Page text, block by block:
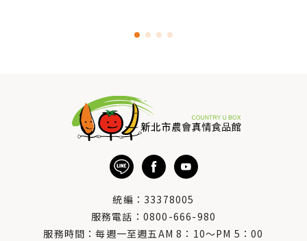
統編：33378005
服務電話： 0800-666-980
服務時間：每週一至週五AM 8：10～PM 5：00